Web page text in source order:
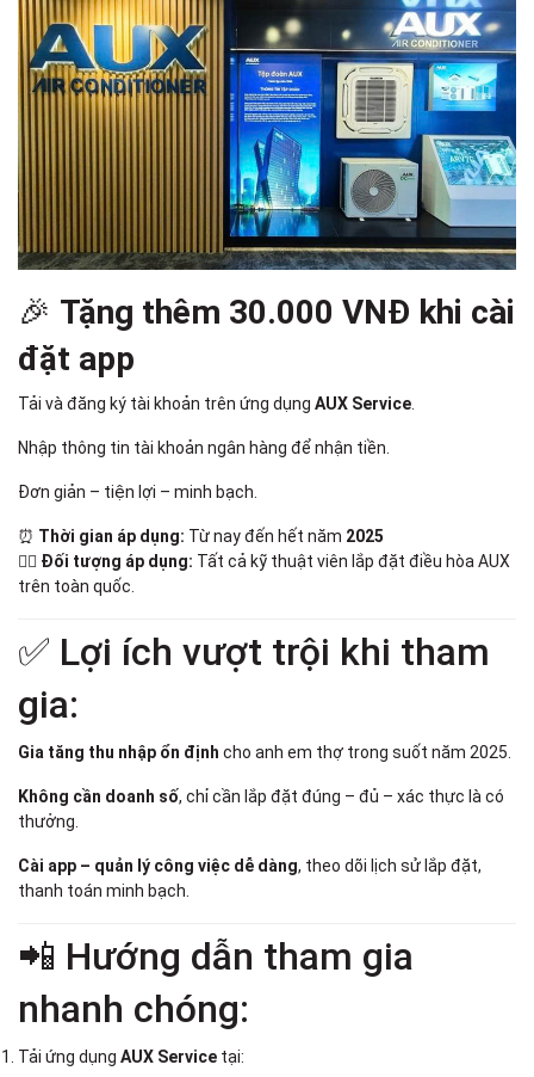
🎉 Tặng thêm 30.000 VNĐ khi cài
đặt app
Tải và đăng ký tài khoản trên ứng dụng AUX Service
Nhập thông tin tài khoản ngân hàng để nhận tiền.
Đơn giản – tiện lợi – minh bạch.
⏰ Thời gian áp dụng: Từ nay đến hết năm 2025
👷‍♂️ Đối tượng áp dụng: Tất cả kỹ thuật viên lắp đặt điều hòa AUX
trên toàn quốc.
✅ Lợi ích vượt trội khi tham
gia:
Gia tăng thu nhập ổn định cho anh em thợ trong suốt năm 2025.
Không cần doanh số, chỉ cần lắp đặt đúng – đủ – xác thực là có
thưởng.
Cài app – quản lý công việc dễ dàng, theo dõi lịch sử lắp đặt,
thanh toán minh bạch.
📲 Hướng dẫn tham gia
nhanh chóng:
Tải ứng dụng AUX Service tại: